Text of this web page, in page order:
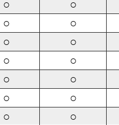
○ ○
○ ○
○ ○
○ ○
○ ○
○ ○
○ ○